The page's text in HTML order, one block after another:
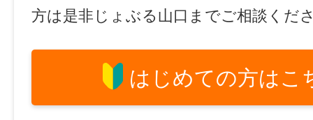
方は是非じょぶる山口までご相談くだ
はじめての方はこ